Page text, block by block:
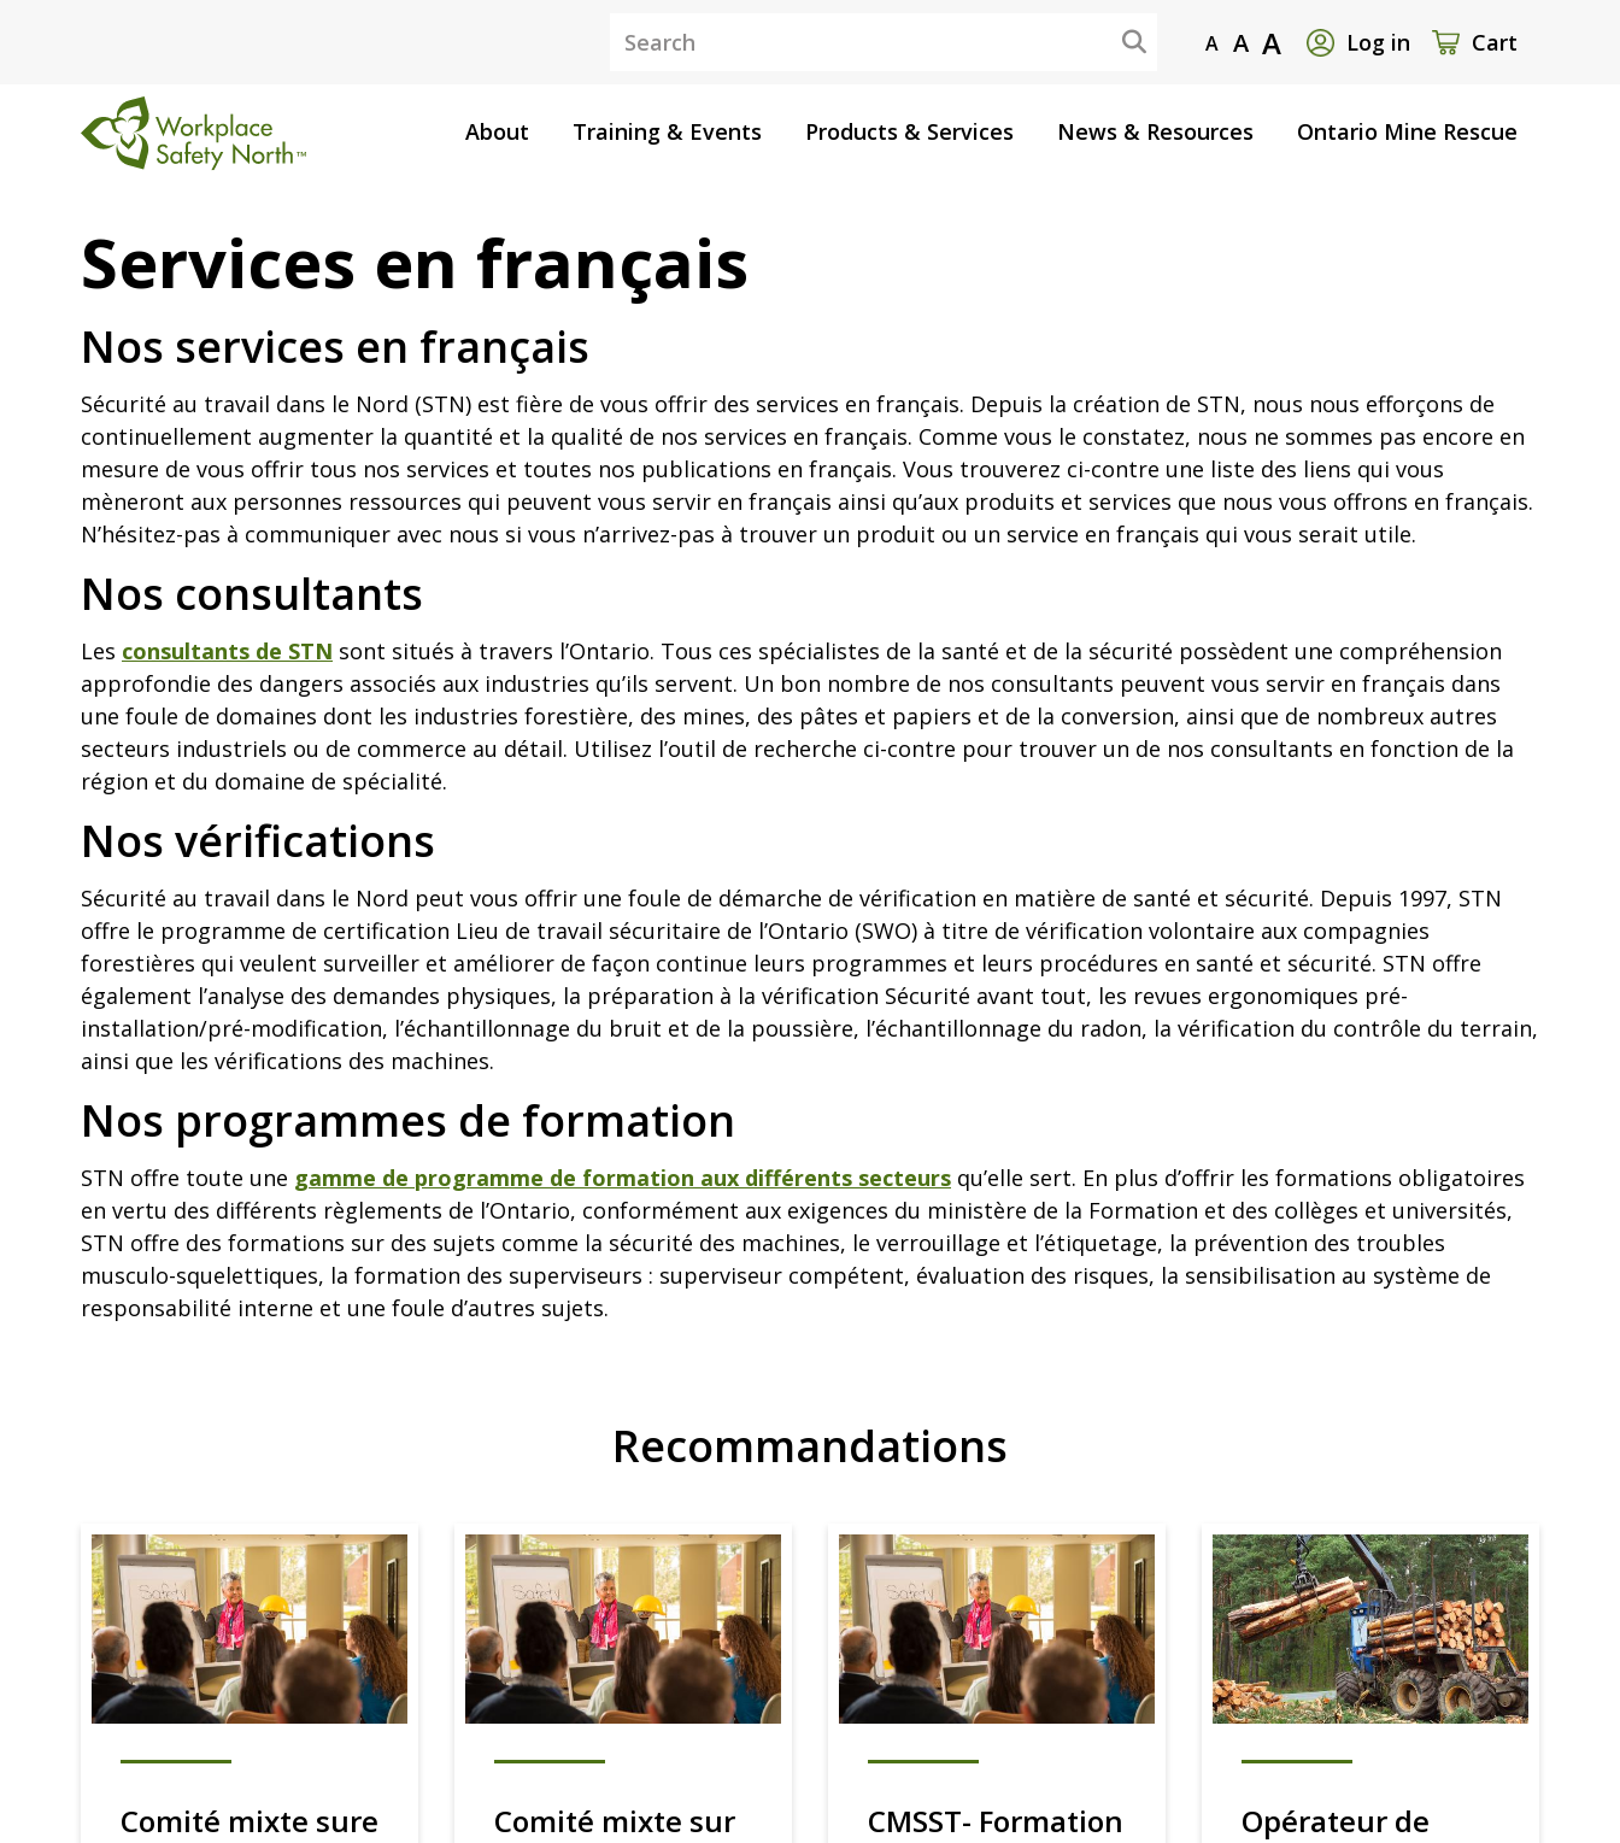
A A A
User
menu
Log in Cart
North
About Training & Events Products & Services News & Resources Ontario Mine Rescue
Services en français
Nos services en français
Sécurité au travail dans le Nord (STN) est fière de vous offrir des services en français. Depuis la création de STN, nous nous efforçons de
continuellement augmenter la quantité et la qualité de nos services en français. Comme vous le constatez, nous ne sommes pas encore en
mesure de vous offrir tous nos services et toutes nos publications en français. Vous trouverez ci-contre une liste des liens qui vous
mèneront aux personnes ressources qui peuvent vous servir en français ainsi qu’aux produits et services que nous vous offrons en français.
N’hésitez-pas à communiquer avec nous si vous n’arrivez-pas à trouver un produit ou un service en français qui vous serait utile.
Nos consultants
Les consultants de STN sont situés à travers l’Ontario. Tous ces spécialistes de la santé et de la sécurité possèdent une compréhension
approfondie des dangers associés aux industries qu’ils servent. Un bon nombre de nos consultants peuvent vous servir en français dans
une foule de domaines dont les industries forestière, des mines, des pâtes et papiers et de la conversion, ainsi que de nombreux autres
secteurs industriels ou de commerce au détail. Utilisez l’outil de recherche ci-contre pour trouver un de nos consultants en fonction de la
région et du domaine de spécialité.
Nos vérifications
Sécurité au travail dans le Nord peut vous offrir une foule de démarche de vérification en matière de santé et sécurité. Depuis 1997, STN
offre le programme de certification Lieu de travail sécuritaire de l’Ontario (SWO) à titre de vérification volontaire aux compagnies
forestières qui veulent surveiller et améliorer de façon continue leurs programmes et leurs procédures en santé et sécurité. STN offre
également l’analyse des demandes physiques, la préparation à la vérification Sécurité avant tout, les revues ergonomiques pré-
installation/pré-modification, l’échantillonnage du bruit et de la poussière, l’échantillonnage du radon, la vérification du contrôle du terrain,
ainsi que les vérifications des machines.
Nos programmes de formation
STN offre toute une gamme de programme de formation aux différents secteurs qu’elle sert. En plus d’offrir les formations obligatoires
en vertu des différents règlements de l’Ontario, conformément aux exigences du ministère de la Formation et des collèges et universités,
STN offre des formations sur des sujets comme la sécurité des machines, le verrouillage et l’étiquetage, la prévention des troubles
musculo-squelettiques, la formation des superviseurs : superviseur compétent, évaluation des risques, la sensibilisation au système de
responsabilité interne et une foule d’autres sujets.
Recommandations
Comité mixte sure
Comité mixte sur
CMSST- Formation
Opérateur de